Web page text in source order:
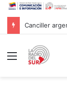
Menú